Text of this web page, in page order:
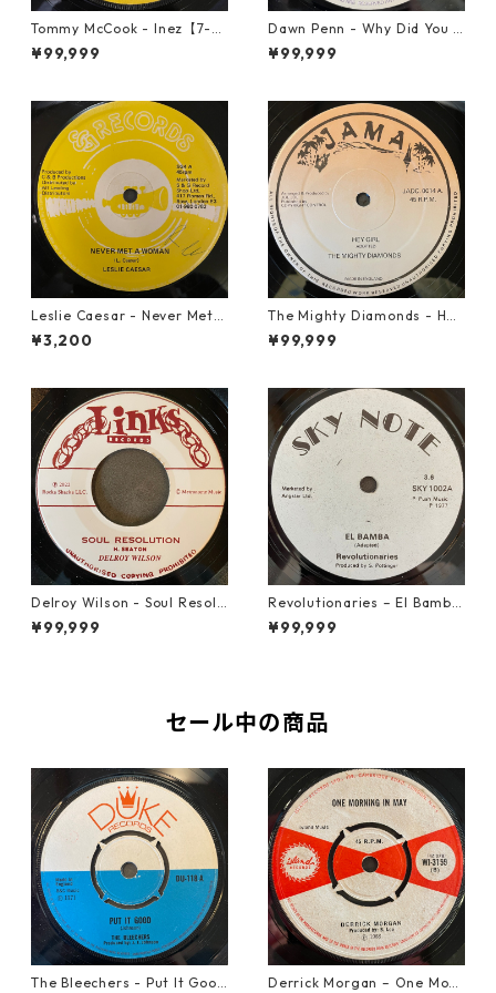
Tommy McCook - Inez【7-21
840】
¥99,999
Dawn Penn - Why Did You Li
e【7-21938】
¥99,999
Leslie Caesar - Never Met A
Woman【12-50067】
¥3,200
The Mighty Diamonds - Hey
Girl【12-50053】
¥99,999
Delroy Wilson - Soul Resolu
tion【7-21935】
¥99,999
Revolutionaries – El Bamba
【7-21855】
¥99,999
セール中の商品
The Bleechers - Put It Good
Derrick Morgan – One Morn